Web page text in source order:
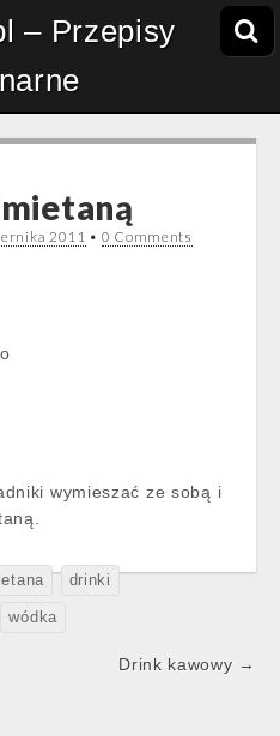
– Przepisy
2011 • 0 Comments
wymieszać ze sobą i
drinki
wódka
Drink kawowy →